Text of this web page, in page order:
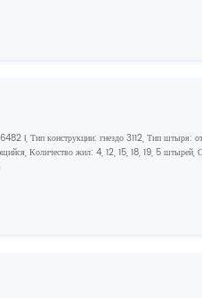
I, Тип конструкции: гнездо 3112, Тип штыря:
Количество жил: 4, 12, 15, 18, 19, 5 штырей,